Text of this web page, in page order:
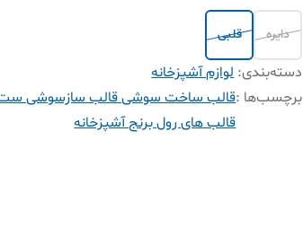
دایره قلبی
دسته‌بندی:لوازم آشپزخانه
برچسب‌ها :قالب ساخت سوشی قالب سازسوشی
قالب های رول برنج آشپزخانه